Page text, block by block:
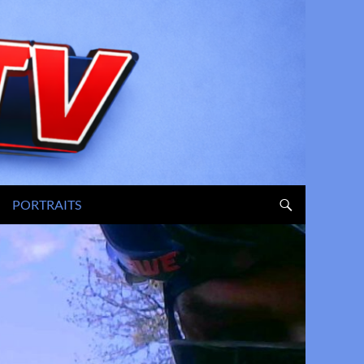
PORTRAITS